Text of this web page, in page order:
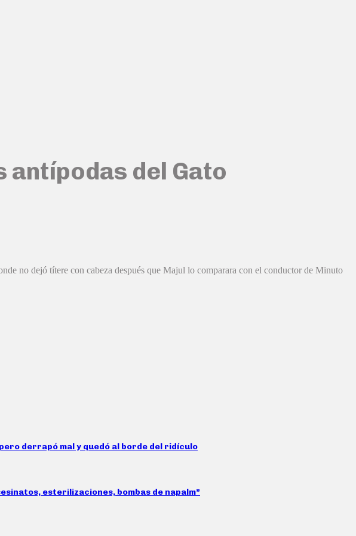
antípodas del Gato
no dejó títere con cabeza después que Majul lo comparara con el conductor de Minuto
derrapó mal y quedó al borde del ridículo
esterilizaciones, bombas de napalm”